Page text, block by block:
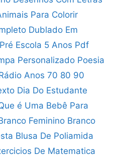
Para Colorir
Dublado Em
Escola 5 Anos Pdf
Personalizado Poesia
Anos 70 80 90
Dia Do Estudante
é Uma Bebê Para
Feminino Branco
Blusa De Poliamida
De Matematica